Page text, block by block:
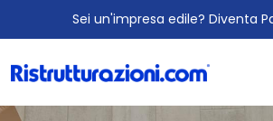
Sei un'impresa edile? Diventa